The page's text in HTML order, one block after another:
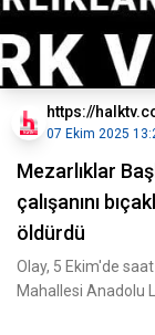
https://
07 Ekim 2025
Mezarlıklar
çalışanını
öldürdü
Olay, 5 Ekim'de
Mahallesi Anadolu